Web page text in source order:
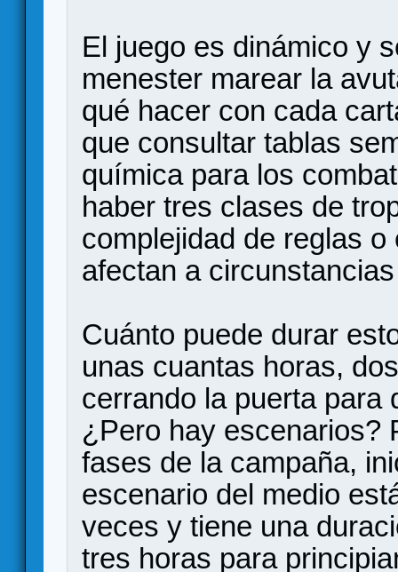
El juego es dinámico y
menester marear la
qué hacer con cada
que consultar tablas
química para los
haber tres clases de
complejidad de reglas
afectan a
Cuánto puede durar
unas cuantas horas,
cerrando la puerta para
¿Pero hay escenarios?
fases de la campaña,
escenario del medio
veces y tiene una
tres horas para